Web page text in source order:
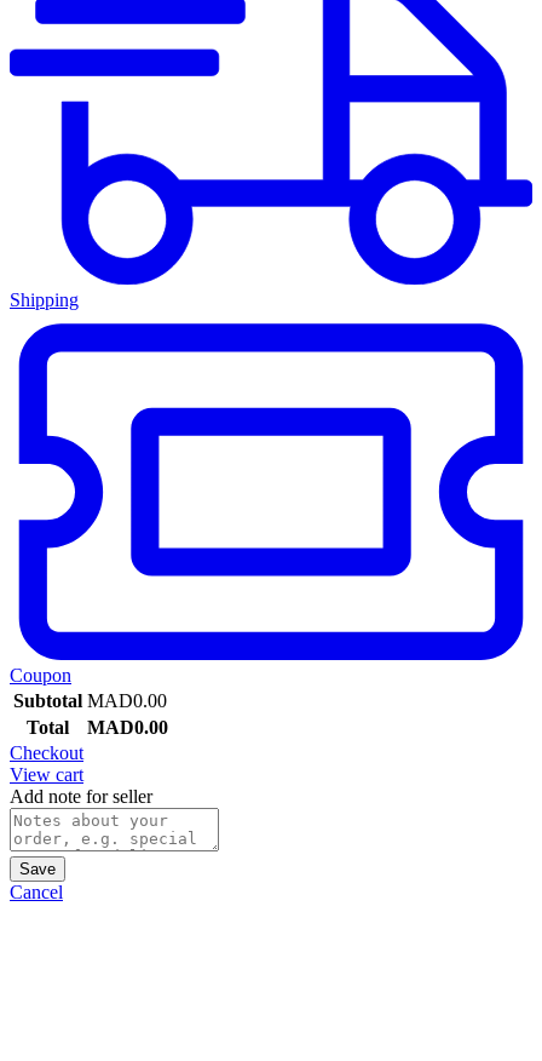
Shipping
Coupon
Subtotal MAD0.00
Total
MAD0.00
Checkout
View cart
Add note for seller
Save
Cancel